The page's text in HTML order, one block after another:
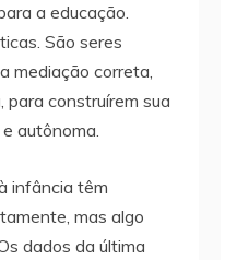
a educação.
São seres
mediação correta,
para construírem sua
autônoma.
infância têm
mas algo
dados da última